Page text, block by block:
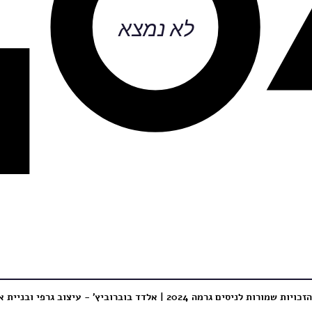
לא נמצא
שמורות לניסים גרמה 2024 | אלדד בוברוביץ' - עיצוב גרפי ובניית